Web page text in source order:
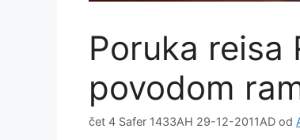
Poruka reisa
povodom
čet 4 Safer 1433AH 29-12-2011AD od